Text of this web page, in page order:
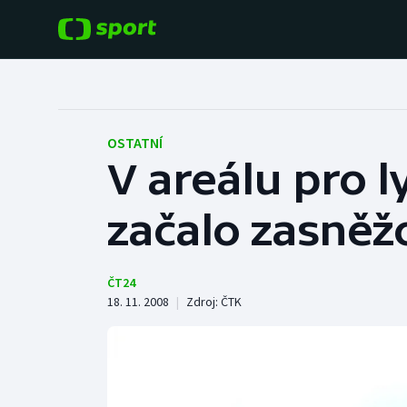
Hokej
Tenis
Cyklistika
Baseball a softbal
Basketbal
OSTATNÍ
V areálu pro
začalo
ČT24
18. 11. 2008 | Zdroj: ČTK